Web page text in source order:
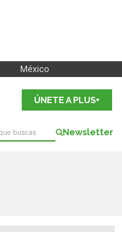
México
ÚNETE A PLUS+
Newsletter